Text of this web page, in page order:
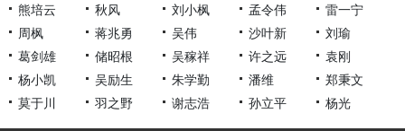
熊培云
秋风 刘小枫 孟令伟
雷一宁
周枫
蒋兆勇 吴伟 沙叶新
刘瑜
葛剑雄
储昭根 吴稼祥 许之远
袁刚
杨小凯
吴励生 朱学勤 潘维
郑秉文
莫于川
羽之野 谢志浩 孙立平 杨光